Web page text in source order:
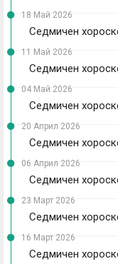
18 Май 2026
Седмичен
11 Май 2026
Седмичен
04 Май 2026
Седмичен
20 Април 2026
Седмичен
06 Април 2026
Седмичен
23 Март 2026
Седмичен
16 Март 2026
Седмичен